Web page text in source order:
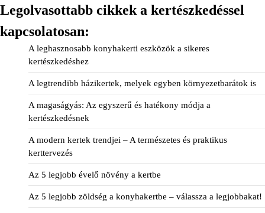
Legolvasottabb cikkek a kertészkedéssel
kapcsolatosan:
A leghasznosabb konyhakerti eszközök a sikeres
kertészkedéshez
A legtrendibb házikertek, melyek egyben környezetbarátok is
A magaságyás: Az egyszerű és hatékony módja a
kertészkedésnek
A modern kertek trendjei – A természetes és praktikus
kerttervezés
Az 5 legjobb évelő növény a kertbe
Az 5 legjobb zöldség a konyhakertbe – válassza a legjobbakat!